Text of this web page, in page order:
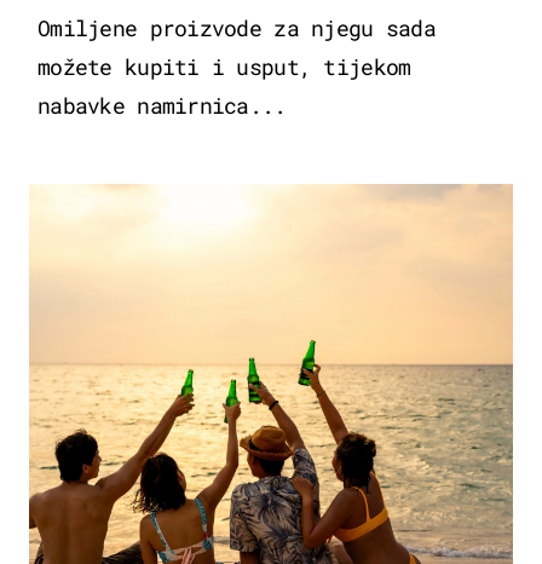
Omiljene proizvode za njegu sada
možete kupiti i usput, tijekom
nabavke namirnica...